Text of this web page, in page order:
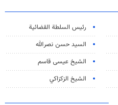
رئیس السلطة القضائیة
السيد حسن نصرالله
الشيخ عيسى قاسم
الشيخ الزكزاكي